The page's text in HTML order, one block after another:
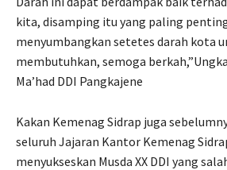
kita, disamping itu yang paling
menyumbangkan setetes darah kota
membutuhkan, semoga
Ma’had DDI Pangkajene​​​​
Kakan Kemenag Sidrap juga
seluruh Jajaran Kantor Kemenag
menyukseskan Musda XX DDI yang